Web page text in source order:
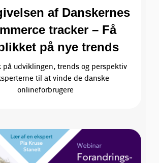
af Danskernes
tracker – Få
på nye trends
på udviklingen, trends og perspektiv
til at vinde de danske
onlineforbrugere